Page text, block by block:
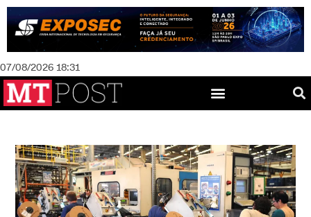
07/08/2026 18:31